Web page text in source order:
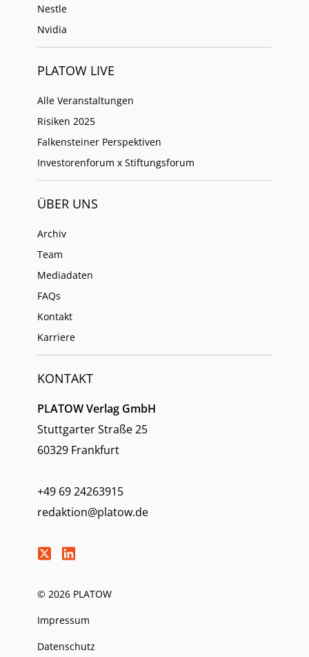
Nestle
Nvidia
PLATOW LIVE
Alle Veranstaltungen
Risiken 2025
Falkensteiner Perspektiven
Investorenforum x Stiftungsforum
ÜBER UNS
Archiv
Team
Mediadaten
FAQs
Kontakt
Karriere
KONTAKT
PLATOW Verlag GmbH
Stuttgarter Straße 25
60329 Frankfurt
+49 69 24263915
redaktion@platow.de
© 2026 PLATOW
Impressum
Datenschutz